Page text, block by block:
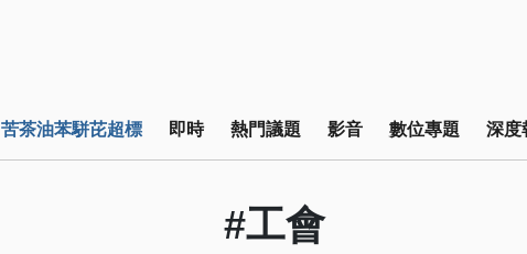
苦茶油苯駢芘超標 即時 熱門議題 影音 數位專題 深度
#工會